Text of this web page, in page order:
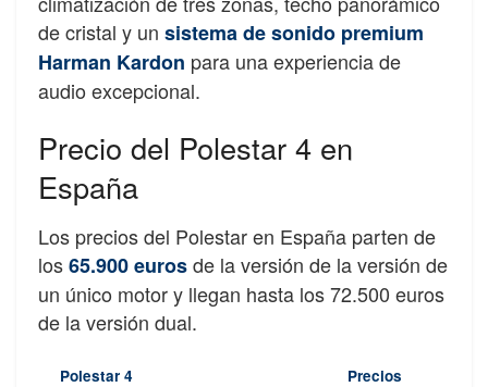
de cristal y un sistema de sonido premium
Harman Kardon para una experiencia de
audio excepcional.
Precio del Polestar 4 en
España
Los precios del Polestar en España parten de
los65.900 eurosde la versión de la versión de
un único motor y llegan hasta los 72.500 euros
de la versión dual.
Polestar 4 Precios